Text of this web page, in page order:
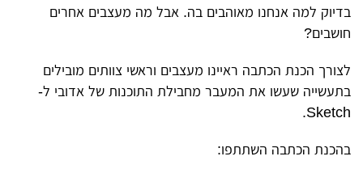
בדיוק למה אנחנו מאוהבים בה. אבל מה מעצבים אחרים
חושבים?
לצורך הכנת הכתבה ראיינו מעצבים וראשי צוותים מובילים
בתעשייה שעשו את המעבר מחבילת התוכנות של אדובי ל-
Sketch.
בהכנת הכתבה השתתפו: